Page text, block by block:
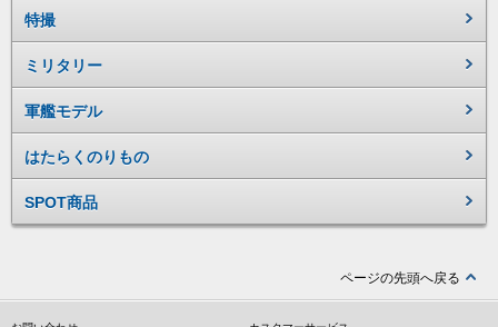
特撮
ミリタリー
軍艦モデル
はたらくのりもの
SPOT商品
ページの先頭へ戻る